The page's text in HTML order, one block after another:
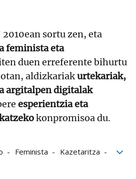
2010ean sortu zen, eta
feminista eta
duen erreferente bihurtu
aldizkariakurtekariak,
argitalpen digitalak
esperientzia eta
konpromisoa du.
Feminista
Kazetaritza